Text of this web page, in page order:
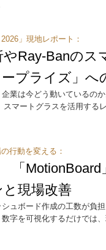
」現地レポート：
Ray-Banのス
ープライズ」へ
業は今どう動いているの
マートグラスを活用する
行動を変える：
「MotionBoard
現場改善
ュボード作成の工数が負
字を可視化するだけでは、